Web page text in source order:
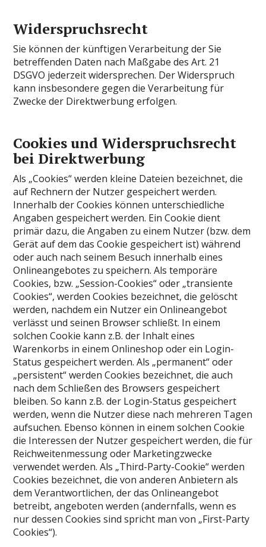
Widerspruchsrecht
Sie können der künftigen Verarbeitung der Sie
betreffenden Daten nach Maßgabe des Art. 21
DSGVO jederzeit widersprechen. Der Widerspruch
kann insbesondere gegen die Verarbeitung für
Zwecke der Direktwerbung erfolgen.
Cookies und Widerspruchsrecht
bei Direktwerbung
Als „Cookies“ werden kleine Dateien bezeichnet, die
auf Rechnern der Nutzer gespeichert werden.
Innerhalb der Cookies können unterschiedliche
Angaben gespeichert werden. Ein Cookie dient
primär dazu, die Angaben zu einem Nutzer (bzw. dem
Gerät auf dem das Cookie gespeichert ist) während
oder auch nach seinem Besuch innerhalb eines
Onlineangebotes zu speichern. Als temporäre
Cookies, bzw. „Session-Cookies“ oder „transiente
Cookies“, werden Cookies bezeichnet, die gelöscht
werden, nachdem ein Nutzer ein Onlineangebot
verlässt und seinen Browser schließt. In einem
solchen Cookie kann z.B. der Inhalt eines
Warenkorbs in einem Onlineshop oder ein Login-
Status gespeichert werden. Als „permanent“ oder
„persistent“ werden Cookies bezeichnet, die auch
nach dem Schließen des Browsers gespeichert
bleiben. So kann z.B. der Login-Status gespeichert
werden, wenn die Nutzer diese nach mehreren Tagen
aufsuchen. Ebenso können in einem solchen Cookie
die Interessen der Nutzer gespeichert werden, die für
Reichweitenmessung oder Marketingzwecke
verwendet werden. Als „Third-Party-Cookie“ werden
Cookies bezeichnet, die von anderen Anbietern als
dem Verantwortlichen, der das Onlineangebot
betreibt, angeboten werden (andernfalls, wenn es
nur dessen Cookies sind spricht man von „First-Party
Cookies“).